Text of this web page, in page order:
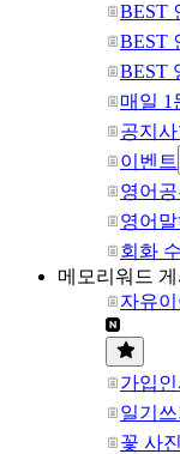
BEST
BEST
BEST
매일 1
공지
이벤트
영어
영어
회화
메모리워드
자유
가입
일기쓰
꽃 사